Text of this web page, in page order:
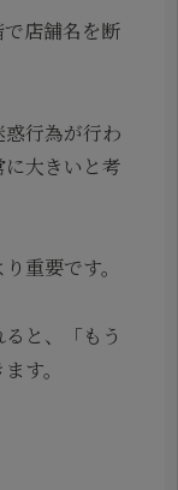
店舗名を断
行為が行わ
大きいと考
重要です。
と、「もう
す。